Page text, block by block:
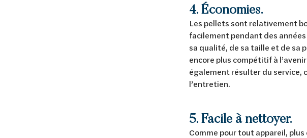
4. Économies.
Les pellets sont relativement
facilement pendant des
sa qualité, de sa taille et de sa
encore plus compétitif à
également résulter du service,
l’entretien.
5. Facile à nettoyer.
Comme pour tout appareil,